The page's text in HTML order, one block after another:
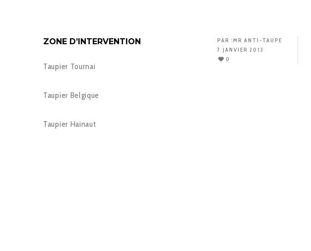
PAR :MR ANTI-TAUPE
7 JANVIER 2013
0
ZONE D’INTERVENTION
Taupier Tournai
Taupier Belgique
Taupier Hainaut